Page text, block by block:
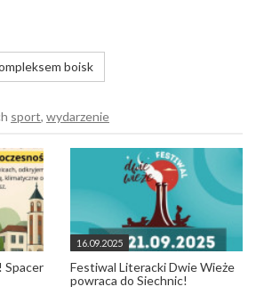
boisk
sport, wydarzenie
Spacer
16.09.2025
Festiwal Literacki Dwie Wieże
powraca do Siechnic!